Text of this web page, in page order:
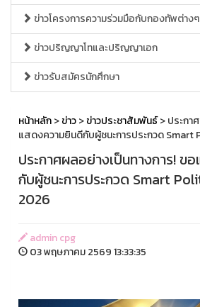
ข่าวโครงการความร่วมมือกับกองทัพต่างๆ
ข่าวปริญญาโทและปริญญาเอก
ข่าวรับสมัครนักศึกษา
หน้าหลัก>ข่าว>ข่าวประชาสัมพันธ์> ประกา
แสดงความยินดีกับผู้ชนะการประกวด Smart
ประกาศผลอย่างเป็นทางการ! ข
กับผู้ชนะการประกวด Smart
2026
admin cpg
03 พฤษภาคม 2569 13:33:35